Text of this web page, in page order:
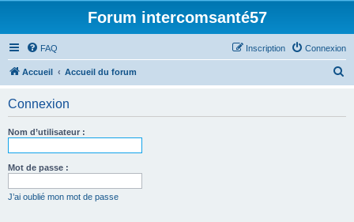
Forum intercomsanté57
FAQ Connexion
Inscription
Accueil Accueil du forum
Connexion
Nom d’utilisateur :
Mot de passe :
J’ai oublié mon mot de passe